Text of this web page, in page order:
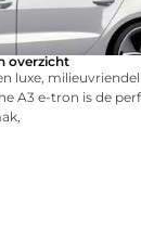
overzicht
luxe,
A3 e-tron is de